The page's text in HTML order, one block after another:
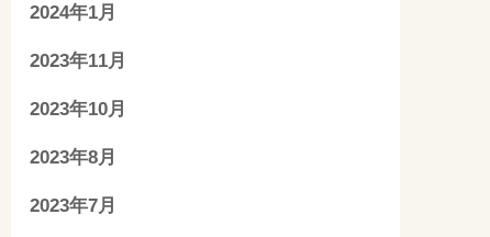
2024年1月
2023年11月
2023年10月
2023年8月
2023年7月